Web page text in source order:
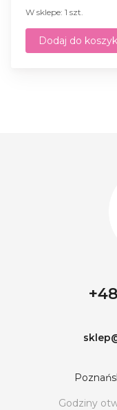
W sklepe: 1 szt.
Dodaj do
Godziny